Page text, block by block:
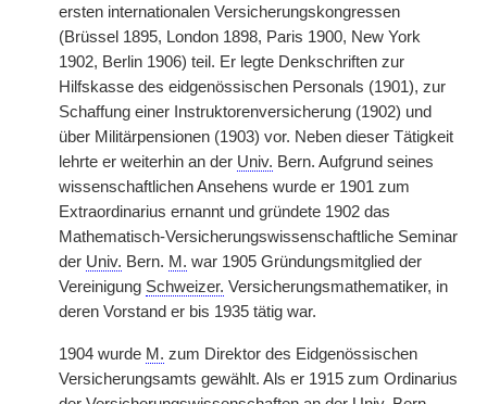
ersten internationalen Versicherungskongressen
(Brüssel 1895, London 1898, Paris 1900, New York
1902, Berlin 1906) teil. Er legte Denkschriften zur
Hilfskasse des eidgenössischen Personals (1901), zur
Schaffung einer Instruktorenversicherung (1902) und
über Militärpensionen (1903) vor. Neben dieser Tätigkeit
lehrte er weiterhin an der Univ. Bern. Aufgrund seines
wissenschaftlichen Ansehens wurde er 1901 zum
Extraordinarius ernannt und gründete 1902 das
Mathematisch-Versicherungswissenschaftliche Seminar
der Univ. Bern. M. war 1905 Gründungsmitglied der
Vereinigung Schweizer. Versicherungsmathematiker, in
deren Vorstand er bis 1935 tätig war.
1904 wurde M. zum Direktor des Eidgenössischen
Versicherungsamts gewählt. Als er 1915 zum Ordinarius